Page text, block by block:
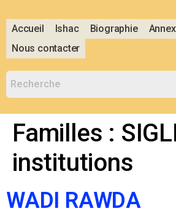
Accueil Ishac Biographie
Nous contacter
Familles :
institutions
WADI RAWDA